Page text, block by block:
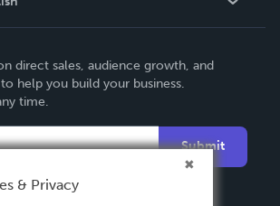
direct sales, audience growth, and
help you build your business.
time.
Submit
& Privacy